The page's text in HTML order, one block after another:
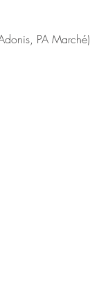
PA Marché)